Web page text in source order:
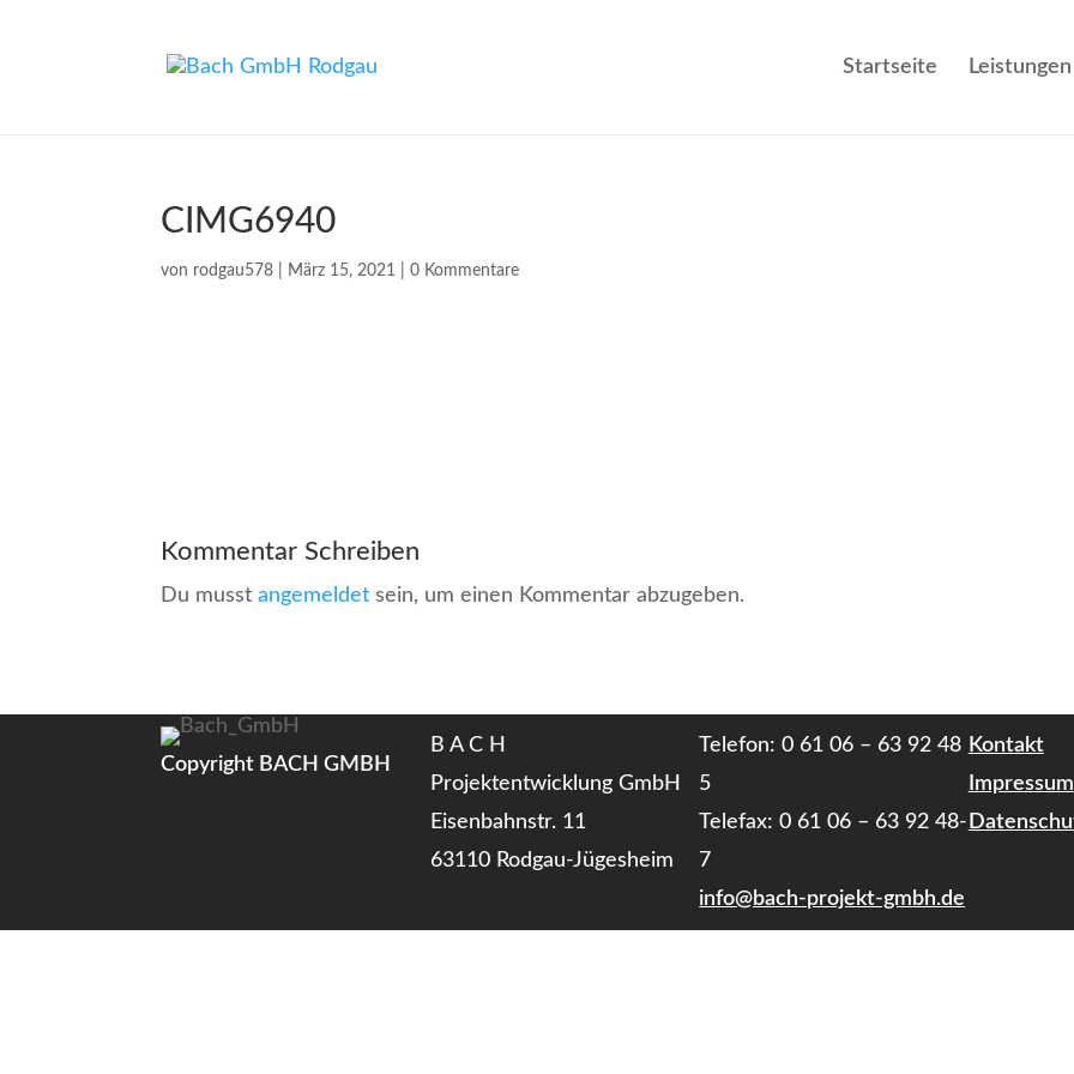
Startseite Leistungen
CIMG6940
von rodgau578 März 15, 2021 |0 Kommentare
Kommentar Schreiben
Du musstangemeldet sein, um einen Kommentar abzugeben.
Copyright BACH GMBH
B A C H
Projektentwicklung GmbH
Eisenbahnstr. 11
63110 Rodgau-Jügesheim
Telefon: 0 61 06 – 63 92 48
5
Telefax: 0 61 06 – 63 92 48-
7
info@bach-projekt-gmbh.de
Kontakt
Impressum